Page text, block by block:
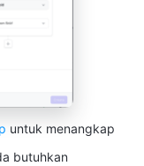
untuk menangkap
butuhkan